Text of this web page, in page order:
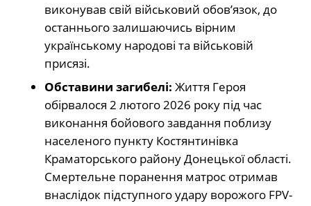
виконував свій військовий обов’язок, до
останнього залишаючись вірним
українському народові та військовій
присязі.
Обставини загибелі: Життя Героя
обірвалося 2 лютого 2026 року під час
виконання бойового завдання поблизу
населеного пункту Костянтинівка
Краматорського району Донецької області.
Смертельне поранення матрос отримав
внаслідок підступного удару ворожого FPV-